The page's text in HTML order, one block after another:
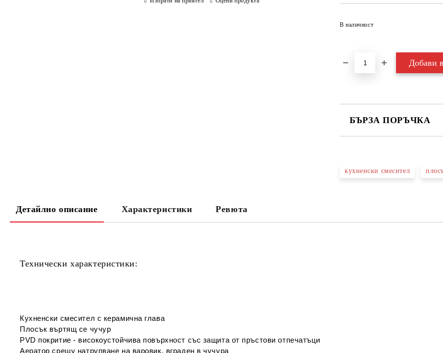
В наличност
БЪРЗА ПОРЪЧКА
кухненски смесител
Детайлно описание Характеристики Ревюта
Технически характеристики:
Кухненски смесител с керамична глава
Плосък въртящ се чучур
PVD покритие - високоустойчива повърхност със защита от пръстови отпечатъци
Аератор срещу натрупване на варовик, вграден в чучура